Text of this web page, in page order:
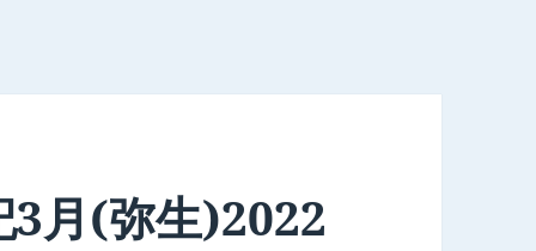
3月(弥生)2022